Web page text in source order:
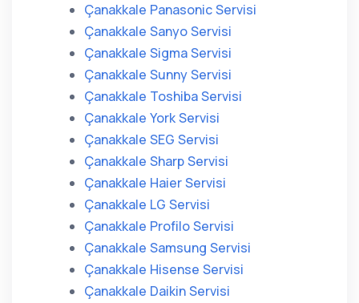
Çanakkale Panasonic Servisi
Çanakkale Sanyo Servisi
Çanakkale Sigma Servisi
Çanakkale Sunny Servisi
Çanakkale Toshiba Servisi
Çanakkale York Servisi
Çanakkale SEG Servisi
Çanakkale Sharp Servisi
Çanakkale Haier Servisi
Çanakkale LG Servisi
Çanakkale Profilo Servisi
Çanakkale Samsung Servisi
Çanakkale Hisense Servisi
Çanakkale Daikin Servisi